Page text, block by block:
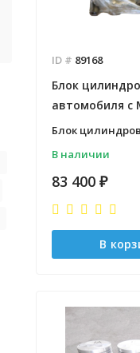
ID # 89168
Блок
автомобиля
Блок
В наличии
83 400 ₽
В